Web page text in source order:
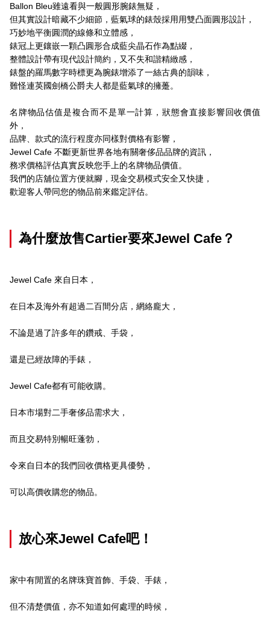
Ballon Bleu雖遠看與一般圓形腕錶無疑，
但其實設計暗藏不少細節，藍氣球的錶殼採用用雙凸面圓形設計，
巧妙地平衡圓潤的線條和立體感，
錶冠上更鑲嵌一顆凸圓形合成藍尖晶石作為點綴，
整體設計帶有現代設計簡約，又不失和諧精緻感，
錶盤的羅馬數字時標更為腕錶增添了一絲古典的韻味，
難怪連英國劍橋公爵夫人都是藍氣球的擁躉。
名牌物品估值是複合而不是單一計算，狀態會直接影響回收價值
外，
品牌、款式的流行程度亦同樣對價格有影響，
Jewel Cafe 不斷更新世界各地有關奢侈品品牌的資訊，
務求價格評估真實反映您手上的名牌物品價值。
我們的店舖位置方便就腳，現金交易模式安全又快捷，
歡迎客人帶同您的物品前來鑑定評估。
為什麼放售Cartier要來Jewel Cafe？
Jewel Cafe 來自日本，
在日本及海外有超過二百間分店，網絡龐大，
不論是過了許多年的鑽戒、手袋，
還是已經故障的手錶，
Jewel Cafe都有可能收購。
日本市場對二手奢侈品需求大，
而且交易特別暢旺蓬勃，
令來自日本的我們回收價格更具優勢，
可以高價收購您的物品。
放心來Jewel Cafe吧！
家中有閒置的名牌珠寶首飾、手袋、手錶，
但不清楚價值，亦不知道如何處理的時候，